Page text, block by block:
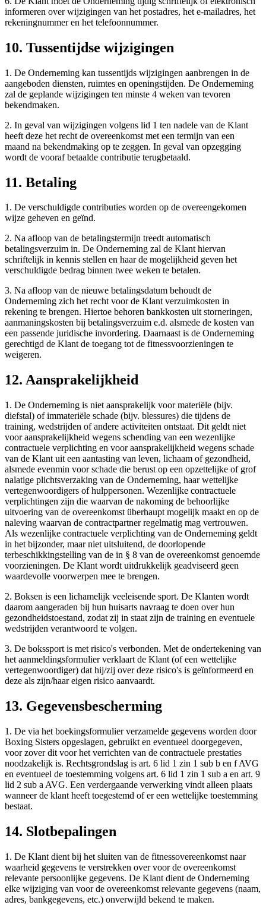
informeren over wijzigingen van het postadres, het e-mailadres, het
rekeningnummer en het telefoonnummer.
10. Tussentijdse wijzigingen
1. De Onderneming kan tussentijds wijzigingen aanbrengen in de
aangeboden diensten, ruimtes en openingstijden. De Onderneming
zal de geplande wijzigingen ten minste 4 weken van tevoren
bekendmaken.
2. In geval van wijzigingen volgens lid 1 ten nadele van de Klant
heeft deze het recht de overeenkomst met een termijn van een
maand na bekendmaking op te zeggen. In geval van opzegging
wordt de vooraf betaalde contributie terugbetaald.
11. Betaling
1. De verschuldigde contributies worden op de overeengekomen
wijze geheven en geïnd.
2. Na afloop van de betalingstermijn treedt automatisch
betalingsverzuim in. De Onderneming zal de Klant hiervan
schriftelijk in kennis stellen en haar de mogelijkheid geven het
verschuldigde bedrag binnen twee weken te betalen.
3. Na afloop van de nieuwe betalingsdatum behoudt de
Onderneming zich het recht voor de Klant verzuimkosten in
rekening te brengen. Hiertoe behoren bankkosten uit storneringen,
aanmaningskosten bij betalingsverzuim e.d. alsmede de kosten van
een passende juridische invordering. Daarnaast is de Onderneming
gerechtigd de Klant de toegang tot de fitnessvoorzieningen te
weigeren.
12. Aansprakelijkheid
1. De Onderneming is niet aansprakelijk voor materiële (bijv.
diefstal) of immateriële schade (bijv. blessures) die tijdens de
training, wedstrijden of andere activiteiten ontstaat. Dit geldt niet
voor aansprakelijkheid wegens schending van een wezenlijke
contractuele verplichting en voor aansprakelijkheid wegens schade
van de Klant uit een aantasting van leven, lichaam of gezondheid,
alsmede evenmin voor schade die berust op een opzettelijke of grof
nalatige plichtsverzaking van de Onderneming, haar wettelijke
vertegenwoordigers of hulppersonen. Wezenlijke contractuele
verplichtingen zijn die waarvan de nakoming de behoorlijke
uitvoering van de overeenkomst überhaupt mogelijk maakt en op de
naleving waarvan de contractpartner regelmatig mag vertrouwen.
Als wezenlijke contractuele verplichting van de Onderneming geldt
in het bijzonder, maar niet uitsluitend, de doorlopende
terbeschikkingstelling van de in § 8 van de overeenkomst genoemde
voorzieningen. De Klant wordt uitdrukkelijk geadviseerd geen
waardevolle voorwerpen mee te brengen.
2. Boksen is een lichamelijk veeleisende sport. De Klanten wordt
daarom aangeraden bij hun huisarts navraag te doen over hun
gezondheidstoestand, zodat zij in staat zijn de training en eventuele
wedstrijden verantwoord te volgen.
3. De bokssport is met risico's verbonden. Met de ondertekening van
het aanmeldingsformulier verklaart de Klant (of een wettelijke
vertegenwoordiger) dat hij/zij over deze risico's is geïnformeerd en
deze als zijn/haar eigen risico aanvaardt.
13. Gegevensbescherming
1. De via het boekingsformulier verzamelde gegevens worden door
Boxing Sisters opgeslagen, gebruikt en eventueel doorgegeven,
voor zover dit voor het verrichten van de contractuele prestaties
noodzakelijk is. Rechtsgrondslag is art. 6 lid 1 zin 1 sub b en f AVG
en eventueel de toestemming volgens art. 6 lid 1 zin 1 sub a en art. 9
lid 2 sub a AVG. Een verdergaande verwerking vindt alleen plaats
wanneer de klant heeft toegestemd of er een wettelijke toestemming
bestaat.
14. Slotbepalingen
1. De Klant dient bij het sluiten van de fitnessovereenkomst naar
waarheid gegevens te verstrekken over voor de overeenkomst
relevante persoonlijke gegevens. De Klant dient de Onderneming
elke wijziging van voor de overeenkomst relevante gegevens (naam,
adres, bankgegevens, etc.) onverwijld bekend te maken.